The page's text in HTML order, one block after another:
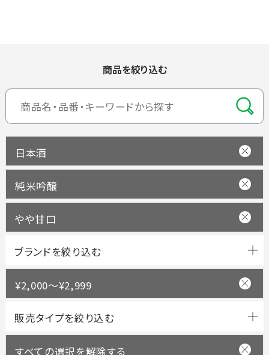
商品を絞り込む
日本酒
純米吟醸
やや甘口
ブランドを絞り込む
¥2,000～¥2,999
すべての選択を解除する